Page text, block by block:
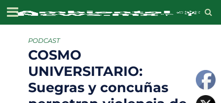
PODCAST
COSMO
UNIVERSITARIO:
Suegras y concuñas